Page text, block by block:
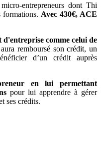
entrepreneurs dont Thi
formations. Avec 430€, ACE
comme celui de
remboursé son crédit, un
d’un crédit auprès
en lui permettant
pour lui apprendre à gérer
ses crédits.